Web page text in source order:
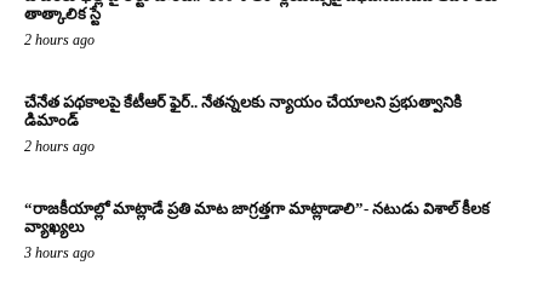
తాత్కాలిక స్టే
2 hours ago
చేనేత పథకాలపై కేటీఆర్ ఫైర్.. నేతన్నలకు న్యాయం చేయాలని ప్రభుత్వానికి
డిమాండ్
2 hours ago
“రాజకీయాల్లో మాట్లాడే ప్రతి మాట జాగ్రత్తగా మాట్లాడాలి”- నటుడు విశాల్ కీలక
వ్యాఖ్యలు
3 hours ago